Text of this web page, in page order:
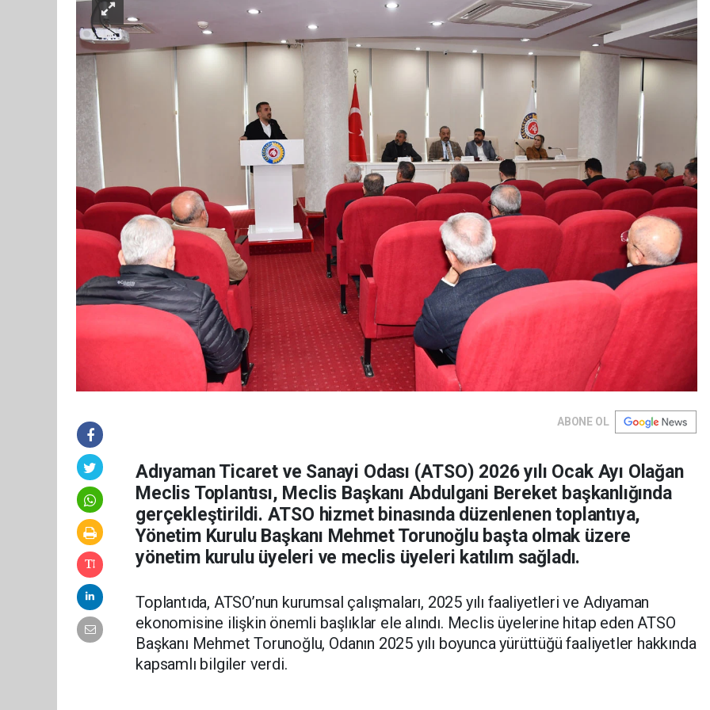
ABONE OL
Adıyaman Ticaret ve Sanayi Odası (ATSO) 2026 yılı Ocak Ayı Olağan
Meclis Toplantısı, Meclis Başkanı Abdulgani Bereket başkanlığında
gerçekleştirildi. ATSO hizmet binasında düzenlenen toplantıya,
Yönetim Kurulu Başkanı Mehmet Torunoğlu başta olmak üzere
yönetim kurulu üyeleri ve meclis üyeleri katılım sağladı.
Toplantıda, ATSO’nun kurumsal çalışmaları, 2025 yılı faaliyetleri ve Adıyaman
ekonomisine ilişkin önemli başlıklar ele alındı. Meclis üyelerine hitap eden ATSO
Başkanı Mehmet Torunoğlu, Odanın 2025 yılı boyunca yürüttüğü faaliyetler hakkında
kapsamlı bilgiler verdi.